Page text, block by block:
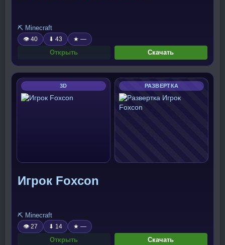
⛏️ Minecraft
👁 40 ⬇ 43 ★ —
Открыть Скачать
3D РАЗВЕРТКА
Игрок Foxcon
⛏️ Minecraft
👁 27 ⬇ 14 ★ —
Открыть Скачать